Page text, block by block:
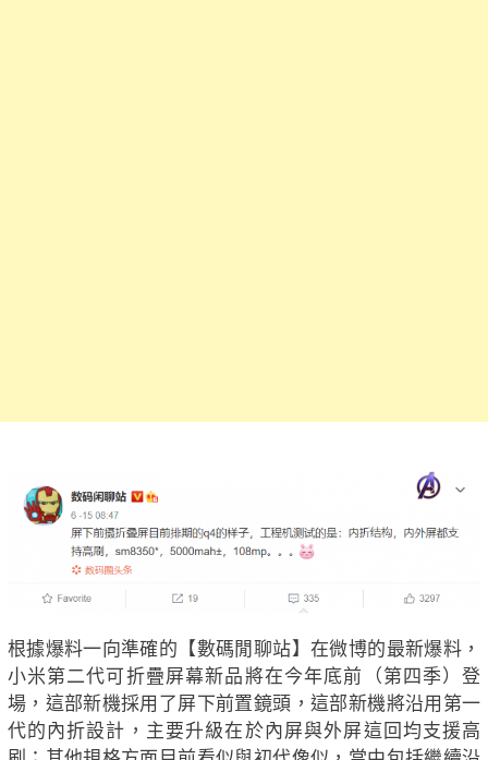
根據爆料一向準確的【數碼閒聊站】在微博的最新爆料，
小米第二代可折疊屏幕新品將在今年底前（第四季）登
場，這部新機採用了屏下前置鏡頭，這部新機將沿用第一
代的內折設計，主要升級在於內屏與外屏這回均支援高